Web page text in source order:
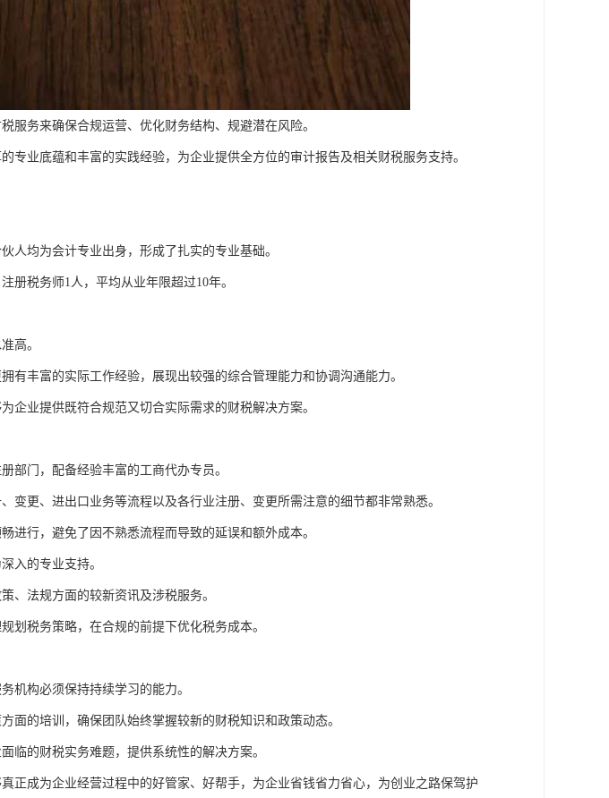
服务来确保合规运营、优化财务结构、规避潜在风险。
专业底蕴和丰富的实践经验，为企业提供全方位的审计报告及相关财税服务支持。
人均为会计专业出身，形成了扎实的专业基础。
册税务师1人，平均从业年限超过10年。
高。
有丰富的实际工作经验，展现出较强的综合管理能力和协调沟通能力。
企业提供既符合规范又切合实际需求的财税解决方案。
部门，配备经验丰富的工商代办专员。
变更、进出口业务等流程以及各行业注册、变更所需注意的细节都非常熟悉。
进行，避免了因不熟悉流程而导致的延误和额外成本。
入的专业支持。
、法规方面的较新资讯及涉税服务。
划税务策略，在合规的前提下优化税务成本。
机构必须保持持续学习的能力。
面的培训，确保团队始终掌握较新的财税知识和政策动态。
临的财税实务难题，提供系统性的解决方案。
正成为企业经营过程中的好管家、好帮手，为企业省钱省力省心，为创业之路保驾护